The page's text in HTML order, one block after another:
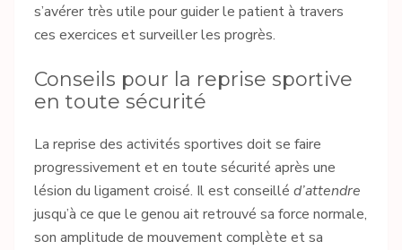
s’avérer très utile pour guider le patient à travers
ces exercices et surveiller les progrès.
Conseils pour la reprise sportive
en toute sécurité
La reprise des activités sportives doit se faire
progressivement et en toute sécurité après une
lésion du ligament croisé. Il est conseillé d’attendre
jusqu’à ce que le genou ait retrouvé sa force normale,
son amplitude de mouvement complète et sa